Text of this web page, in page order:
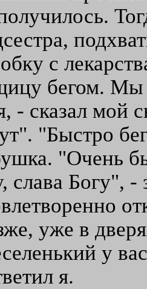
с
бегом. Мы
- сказал мой
"Быстро
"Очень
слава Богу", -
уже в
у
я.